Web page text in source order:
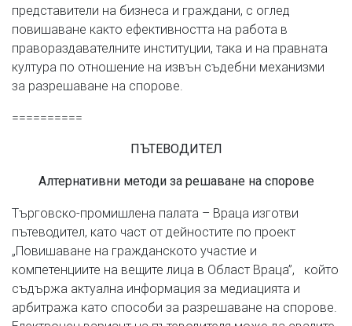
представители на бизнеса и граждани, с оглед
повишаване както ефективността на работа в
правораздавателните институции, така и на правната
култура по отношение на извън съдебни механизми
за разрешаване на спорове.
==========
ПЪТЕВОДИТЕЛ
Алтернативни методи за решаване на спорове
Търговско-промишлена палата – Враца изготви
пътеводител, като част от дейностите по проект
„Повишаване на гражданското участие и
компетенциите на вещите лица в Област Враца”, който
съдържа актуална информация за медиацията и
арбитража като способи за разрешаване на спорове.